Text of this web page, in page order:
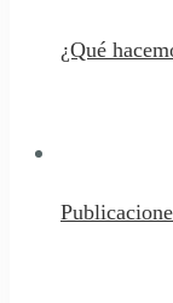
¿Qué